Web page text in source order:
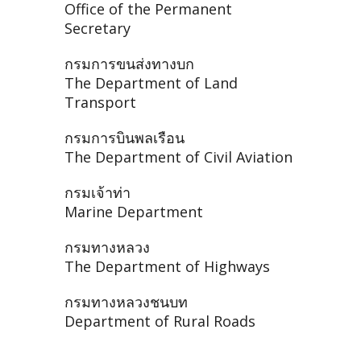
Office of the Permanent
Secretary
กรมการขนส่งทางบก
The Department of Land
Transport
กรมการบินพลเรือน
The Department of Civil Aviation
กรมเจ้าท่า
Marine Department
กรมทางหลวง
The Department of Highways
กรมทางหลวงชนบท
Department of Rural Roads